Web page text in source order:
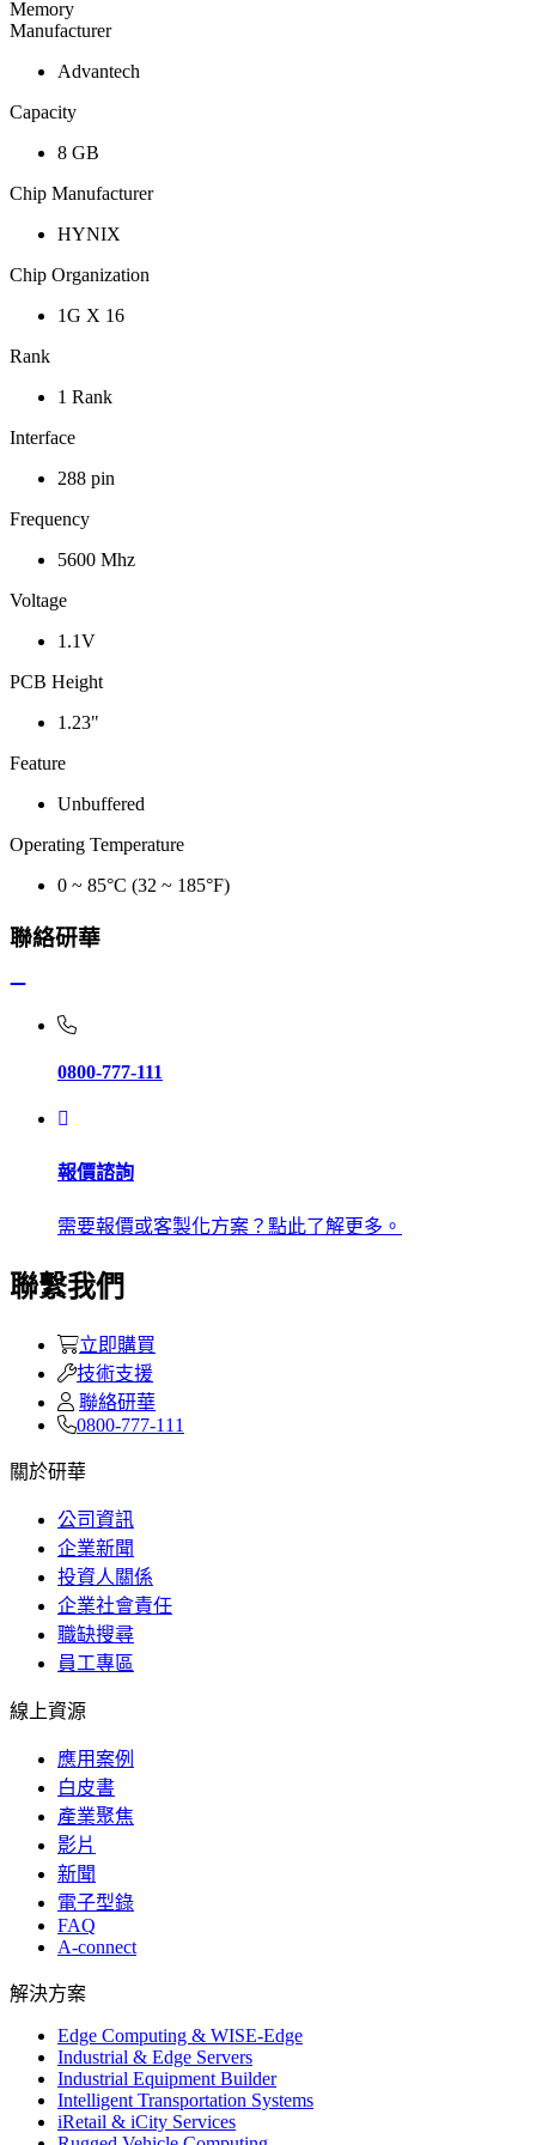
Memory
Manufacturer
Advantech
Capacity
8 GB
Chip Manufacturer
HYNIX
Chip Organization
1G X 16
Rank
1 Rank
Interface
288 pin
Frequency
5600 Mhz
Voltage
1.1V
PCB Height
1.23"
Feature
Unbuffered
Operating Temperature
0 ~ 85°C (32 ~ 185°F)
聯絡研華
0800-777-111
報價諮詢
需要報價或客製化方案？點此了解更多。
聯繫我們
立即購買
技術支援
聯絡研華
0800-777-111
關於研華
公司資訊
企業新聞
投資人關係
企業社會責任
職缺搜尋
員工專區
線上資源
應用案例
白皮書
產業聚焦
影片
新聞
電子型錄
FAQ
A-connect
解決方案
Edge Computing & WISE-Edge
Industrial & Edge Servers
Industrial Equipment Builder
Intelligent Transportation Systems
iRetail & iCity Services